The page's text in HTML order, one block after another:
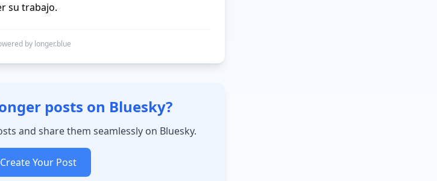
su trabajo.
by longer.blue
posts on Bluesky?
and share them seamlessly on Bluesky.
Create Your Post